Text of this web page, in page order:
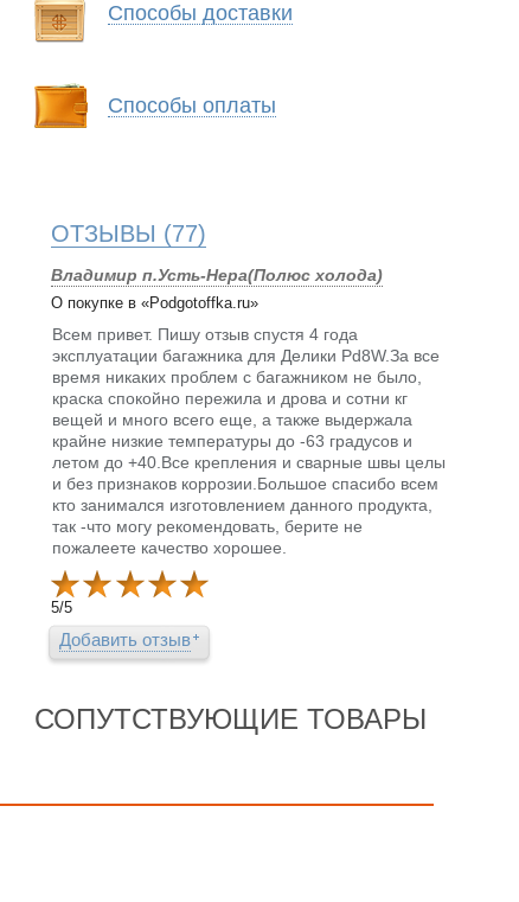
Способы доставки
Способы оплаты
ОТЗЫВЫ (77)
Владимир п.Усть-Нера(Полюс холода)
О покупке в «Podgotoffka.ru»
Всем привет. Пишу отзыв спустя 4 года
эксплуатации багажника для Делики Pd8W.За все
время никаких проблем с багажником не было,
краска спокойно пережила и дрова и сотни кг
вещей и много всего еще, а также выдержала
крайне низкие температуры до -63 градусов и
летом до +40.Все крепления и сварные швы целы
и без признаков коррозии.Большое спасибо всем
кто занимался изготовлением данного продукта,
так -что могу рекомендовать, берите не
пожалеете качество хорошее.
5/5
Добавить отзыв
СОПУТСТВУЮЩИЕ ТОВАРЫ